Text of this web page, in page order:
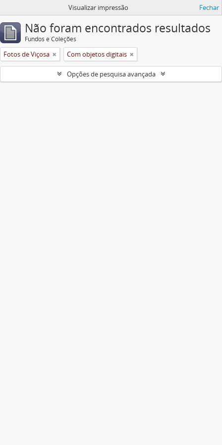
Visualizar impressão Fechar
Não foram encontrados resultados
Fundos e Coleções
Fotos de Viçosa Com objetos digitais
Opções de pesquisa avançada